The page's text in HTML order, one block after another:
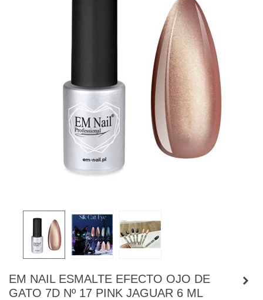
EM NAIL ESMALTE EFECTO OJO DE
GATO 7D Nº 17 PINK JAGUAR 6 ML